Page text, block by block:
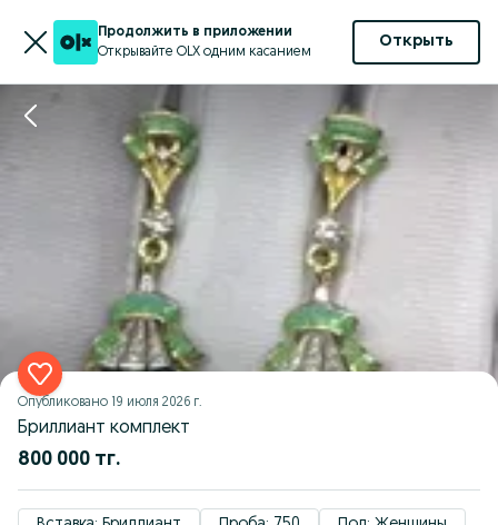
Продолжить в приложении
Открывайте OLX одним касанием
Открыть
Опубликовано 19 июля 2026 г.
Бриллиант комплект
800 000 тг.